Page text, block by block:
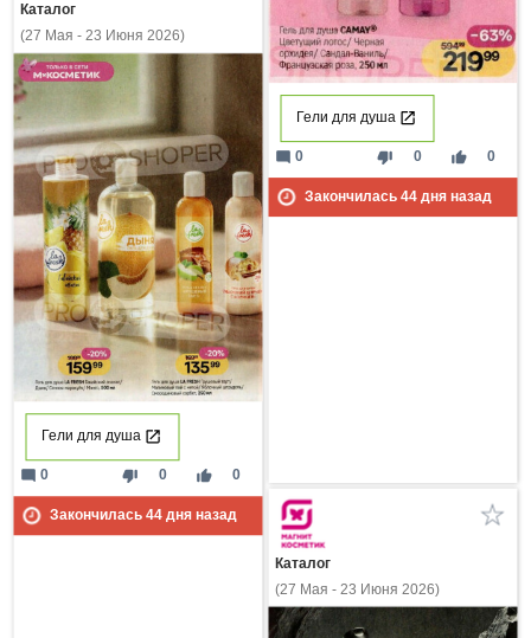
Гели для душа
thumb_down 0 thumb_up 0
mode_comment 0
Закончилась 44дня назад
Каталог
(27 Мая - 23 Июня 2026)
Гели для душа
thumb_down 0 thumb_up 0
mode_comment 0
Закончилась 44дня назад
Каталог
(27 Мая - 23 Июня 2026)